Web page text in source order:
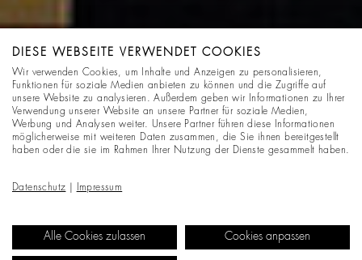
DIESE WEBSEITE VERWENDET COOKIES
Wir verwenden Cookies, um Inhalte und Anzeigen zu personalisieren,
Funktionen für soziale Medien anbieten zu können und die Zugriffe auf
unsere Website zu analysieren. Außerdem geben wir Informationen zu Ihrer
Verwendung unserer Website an unsere Partner für soziale Medien,
Werbung und Analysen weiter. Unsere Partner führen diese Informationen
möglicherweise mit weiteren Daten zusammen, die Sie ihnen bereitgestellt
haben oder die sie im Rahmen Ihrer Nutzung der Dienste gesammelt haben.
Datenschutz Impressum
Alle Cookies zulassen Cookies anpassen